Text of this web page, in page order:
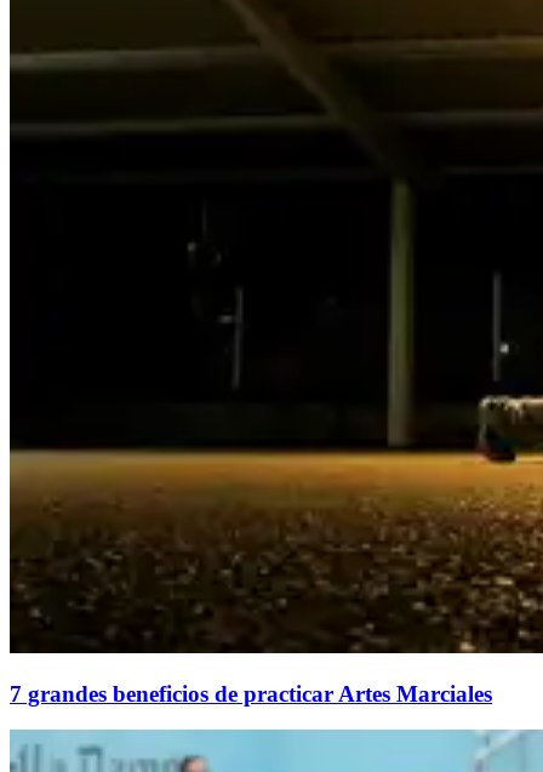
7 grandes beneficios de practicar Artes Marciales